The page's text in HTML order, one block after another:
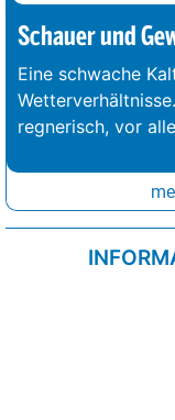
Schauer und
Eine schwache
regnerisch, vor